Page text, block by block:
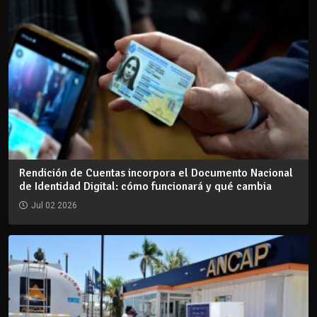
Rendición de Cuentas incorpora el Documento Nacional
de Identidad Digital: cómo funcionará y qué cambia
Jul 02 2026